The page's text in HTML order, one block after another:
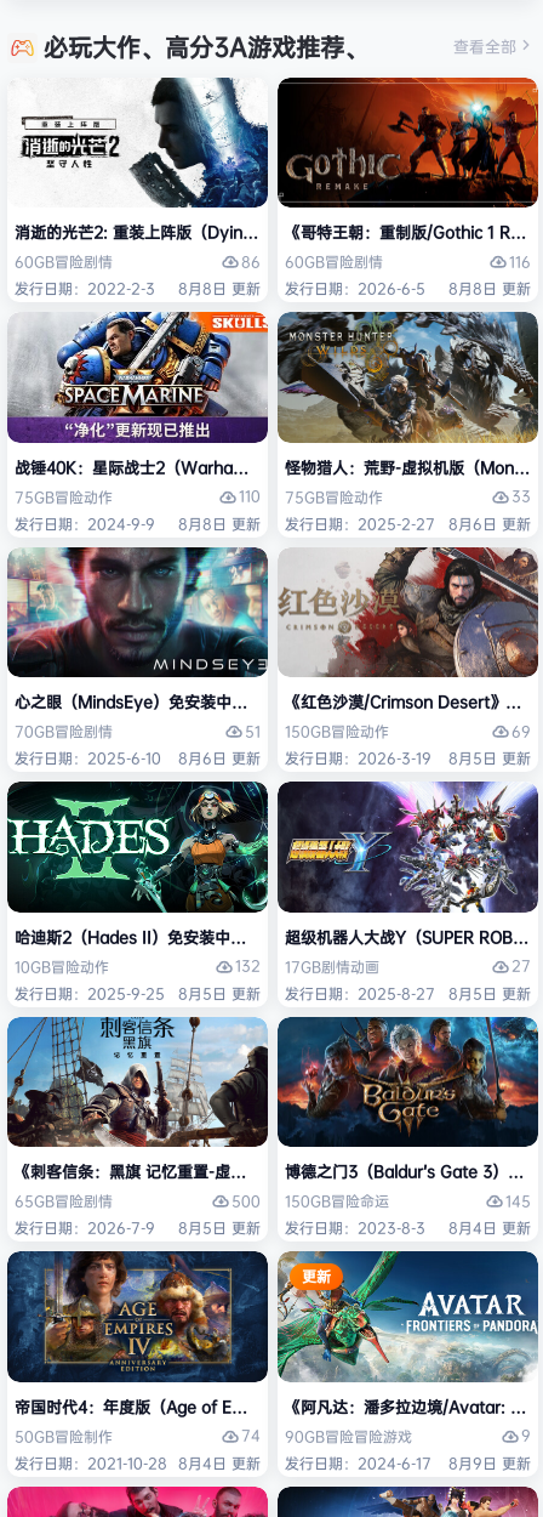
必玩大作、高分3A游戏推荐、 查看全部
消逝的光芒2: 重装上阵版（Dying Light 2 Stay Human: Reloaded
60GB冒险剧情
86
发行日期：2022-2-3
8月8日 更新
《哥特王朝：重制版/Gothic 1
60GB冒险剧情
116
发行日期：2026-6-5
8月8日 更新
战锤40K：星际战士2（Warhammer 40,000: Space Marine 2）免安装
75GB冒险动作
110
发行日期：2024-9-9
8月8日 更新
怪物猎人：荒野-虚拟机版（
75GB冒险动作
33
发行日期：2025-2-27
8月6日 更新
心之眼（MindsEye）免安装中文版
70GB冒险剧情
51
发行日期：2025-6-10
8月6日 更新
《红色沙漠/Crimson Desert》免安
150GB冒险动作
69
发行日期：2026-3-19
8月5日 更新
哈迪斯2（Hades II）免安装中文版
10GB冒险动作
132
发行日期：2025-9-25
8月5日 更新
超级机器人大战Y（SUPER
17GB剧情动画
27
发行日期：2025-8-27
8月5日 更新
《刺客信条：黑旗 记忆重置-虚拟机版/Assassin’s Creed Black Flag
65GB冒险剧情
500
发行日期：2026-7-9
8月5日 更新
博德之门3（Baldur’s Gate 3）免安
150GB冒险命运
145
发行日期：2023-8-3
8月4日 更新
帝国时代4：年度版（Age of Empires IV: Anniversary Edition）免安装
50GB冒险制作
74
发行日期：2021-10-28 8月4日 更新
更新
《阿凡达：潘多拉边境/Avatar:
90GB冒险冒险游戏
9
发行日期：2024-6-17
8月9日 更新